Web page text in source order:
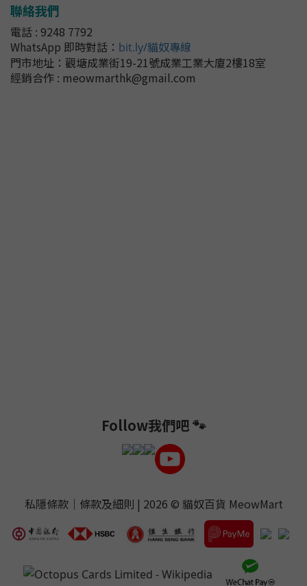
聯絡我們
電話 : 9248 7792
WhatsApp 即時對話 ： bit.ly/貓奴專線
門市地址： 觀塘成業街19-21號成業工業大廈2樓18室
經銷合作 : meowmarthk@gmail.com
Follow我們吧 🐾
私隱條款｜ 條款及細則 | 2026 © 貓奴百貨 MeowMart